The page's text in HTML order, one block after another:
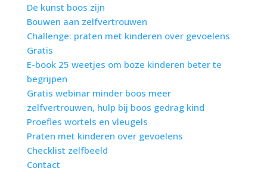
De kunst boos zijn
Bouwen aan zelfvertrouwen
Challenge: praten met kinderen over gevoelens
Gratis
E-book 25 weetjes om boze kinderen beter te
begrijpen
Gratis webinar minder boos meer
zelfvertrouwen, hulp bij boos gedrag kind
Proefles wortels en vleugels
Praten met kinderen over gevoelens
Checklist zelfbeeld
Contact